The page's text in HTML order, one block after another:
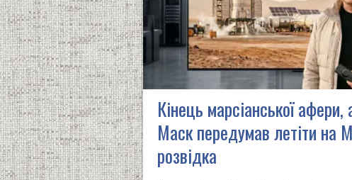
Кінець марсіанської
Маск передумав летіти на
розвідка